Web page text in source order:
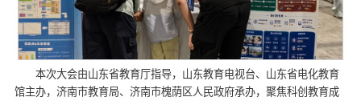
本次大会由山东省教育厅指导，山东教育电视台、山东省电化教育
馆主办，济南市教育局、济南市槐荫区人民政府承办，聚焦科创教育成